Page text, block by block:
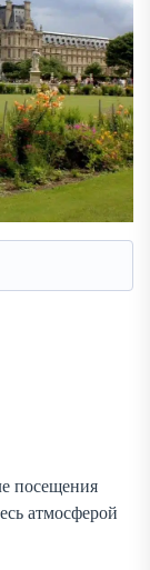
посещения
атмосферой